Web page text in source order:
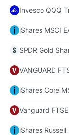
Invesco QQQ
iShares MSCI
SPDR Gold
VANGUARD
iShares Core
Vanguard
iShares